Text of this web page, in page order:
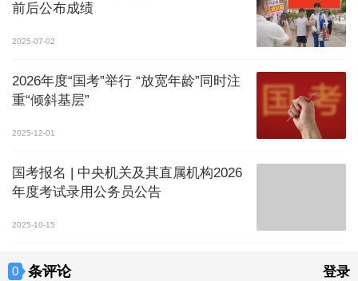
前后公布成绩
2025-07-02
2026年度“国考”举行 “放宽年龄”同时注
重“倾斜基层”
2025-12-01
国考报名 | 中央机关及其直属机构2026
年度考试录用公务员公告
2025-10-15
0 条评论 登录